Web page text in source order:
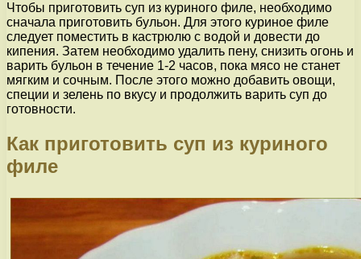
Чтобы приготовить суп из куриного филе, необходимо
сначала приготовить бульон. Для этого куриное филе
следует поместить в кастрюлю с водой и довести до
кипения. Затем необходимо удалить пену, снизить огонь и
варить бульон в течение 1-2 часов, пока мясо не станет
мягким и сочным. После этого можно добавить овощи,
специи и зелень по вкусу и продолжить варить суп до
готовности.
Как приготовить суп из куриного
филе